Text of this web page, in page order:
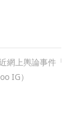
網上輿論事件「
IG）